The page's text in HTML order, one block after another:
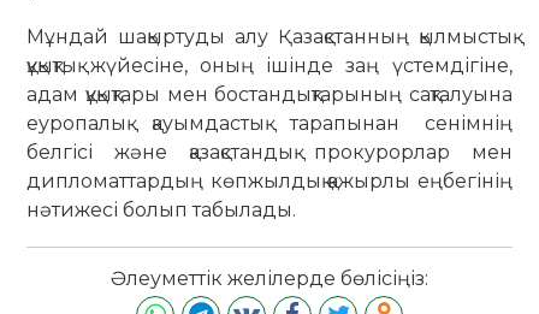
Мұндай шақыртуды алу Қазақстанның қылмыстық
құқықтық жүйесіне, оның ішінде заң үстемдігіне,
адам құқықтары мен бостандықтарының сақталуына
еуропалық қауымдастық тарапынан сенімнің
белгісі және қазақстандық прокурорлар мен
дипломаттардың көпжылдық қажырлы еңбегінің
нәтижесі болып табылады.
Әлеуметтік желілерде бөлісіңіз: